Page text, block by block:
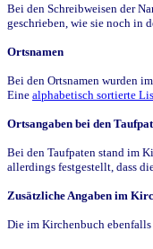
Bei den Schreibweisen der
geschrieben, wie sie noch in
Ortsnamen
Bei den Ortsnamen wurden
Eine alphabetisch sortierte
Ortsangaben bei den
Bei den Taufpaten stand im
allerdings festgestellt, dass
Zusätzliche Angaben im
Die im Kirchenbuch ebenfalls